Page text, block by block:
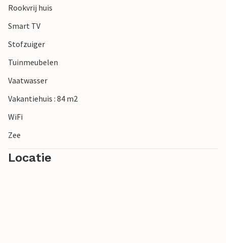
overslaan.
Rookvrij huis
Smart TV
Stofzuiger
Tuinmeubelen
Vaatwasser
Vakantiehuis : 84 m2
WiFi
Zee
Locatie